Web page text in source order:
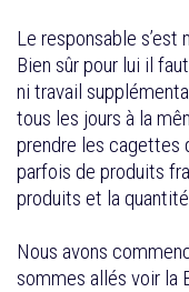
Le responsable
Bien sûr pour lui il
ni travail
tous les jours à la
prendre les cagettes
parfois de produits
produits et la
Nous avons
sommes allés voir la